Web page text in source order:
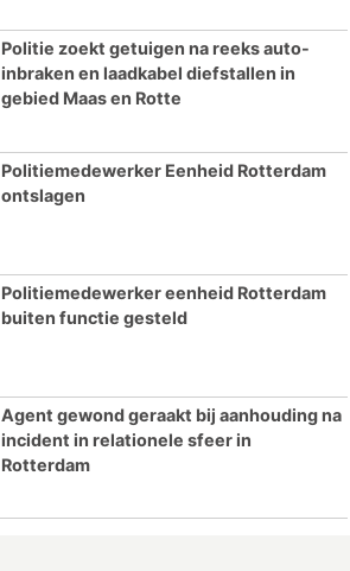
Politie zoekt getuigen na reeks auto-
inbraken en laadkabel diefstallen in
gebied Maas en Rotte
Politiemedewerker Eenheid Rotterdam
ontslagen
Politiemedewerker eenheid Rotterdam
buiten functie gesteld
Agent gewond geraakt bij aanhouding na
incident in relationele sfeer in
Rotterdam